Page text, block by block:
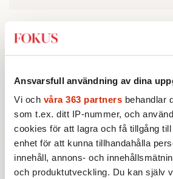
Ansvarsfull användning av dina
Vi och våra 363 partners behandlar
som t.ex. ditt IP-nummer, och
cookies för att lagra och få tillgång
enhet för att kunna tillhandahålla
innehåll, annons- och
och produktutveckling. Du kan själv
Avgående språkröret Per
till Aftonbladet att det är
sprids rena lögner och
Miljöpartiet: ”Det är
nya extremhögern, att de
som de för krig mot i stället
mot det vi verkligen säger”.
speglar en brist på